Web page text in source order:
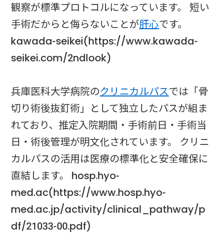
観察が標準プロトコルになっています。 短い
手術だからと侮らないことが肝心です。
kawada-seikei(https://www.kawada-
seikei.com/2ndlook)
兵庫医科大学病院のクリニカルパスでは「骨
切り術後抜釘術」として独立したパスが組ま
れており、推定入院期間・手術前日・手術当
日・術後管理が明文化されています。 クリニ
カルパスの活用は医療の標準化と安全確保に
直結します。 hosp.hyo-
med.ac(https://www.hosp.hyo-
med.ac.jp/activity/clinical_pathway/p
df/21033-00.pdf)